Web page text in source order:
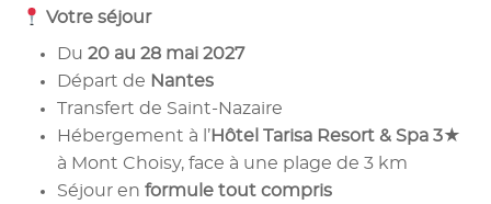
Votre séjour
Du 20 au 28 mai 2027
Départ de Nantes
Transfert de Saint-Nazaire
Hébergement à l’Hôtel Tarisa Resort & Spa 3★
à Mont Choisy, face à une plage de 3 km
Séjour en formule tout compris